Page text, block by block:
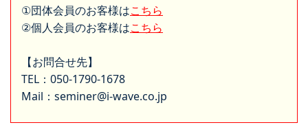
①団体会員のお客様はこちら
②個人会員のお客様はこちら
【お問合せ先】
TEL：050-1790-1678
Mail：seminer@i-wave.co.jp